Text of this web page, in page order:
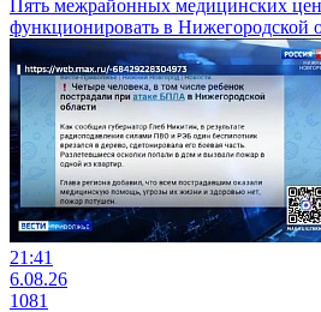
Пять межрайонных медицинских
функционировать в Нижегородской
21:41
6.08.26
1081